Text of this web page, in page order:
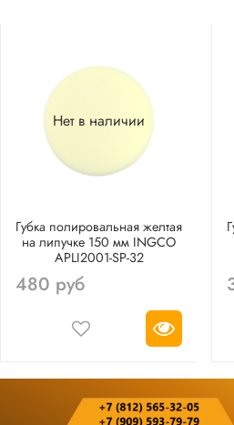
Нет в наличии
Губка полировальная желтая
на липучке 150 мм INGCO
APLI2001-SP-32
480 руб